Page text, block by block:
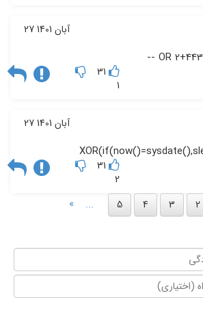
27 آبان 1401
31
1
27 آبان 1401
31
2
2
3
4
5
...
»